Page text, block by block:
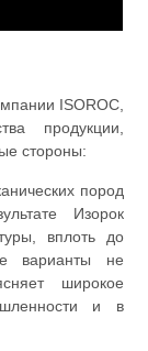
ISOROC,
продукции,
стороны:
пород
Изорок
вплоть до
варианты не
широкое
и в